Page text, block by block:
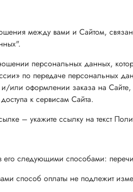
между вами и Сайтом,
персональных данных,
по передаче персональных
или оформлении заказа на
к сервисам Сайта.
– укажите ссылку на текст
следующими способами:
способ оплаты не подлежит